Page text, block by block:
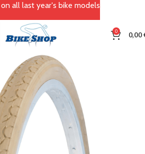
0 0,00
all last year's bike models